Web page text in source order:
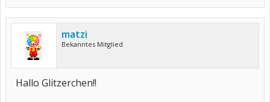
matzi
Bekanntes Mitglied
Hallo Glitzerchen!!